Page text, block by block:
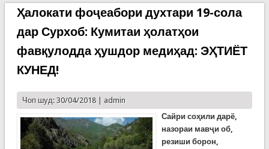
Ҳалокати фоҷеабори духтари 19-сола
дар Сурхоб: Кумитаи ҳолатҳои
фавқулодда ҳушдор медиҳад: ЭҲТИЁТ
КУНЕД!
Чоп шуд: 30/04/2018 | admin
Сайри соҳили дарё,
назораи мавҷи об,
резиши борон,